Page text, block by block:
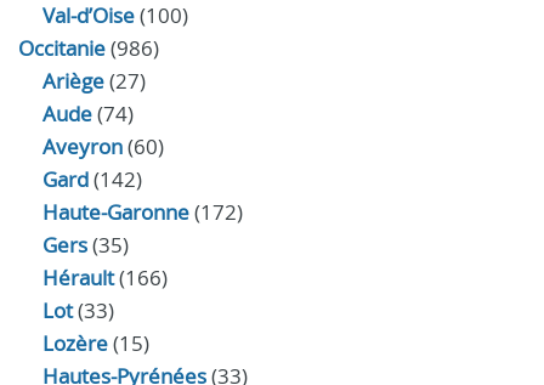
Val-d’Oise(100)
Occitanie(986)
Ariège(27)
Aude(74)
Aveyron(60)
Gard(142)
Haute-Garonne(172)
Gers(35)
Hérault(166)
Lot(33)
Lozère(15)
Hautes-Pyrénées(33)